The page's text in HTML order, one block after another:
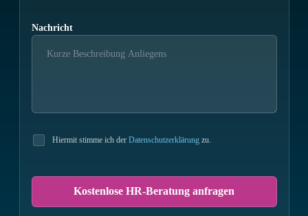
Nachricht
Hiermit stimme ich der Datenschutzerklärungzu.